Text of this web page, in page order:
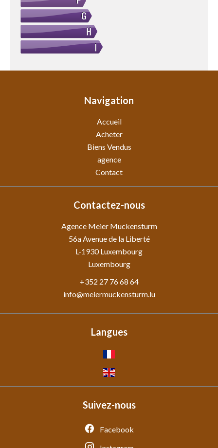
Navigation
Accueil
Acheter
Biens Vendus
agence
Contact
Contactez-nous
Agence Meier Muckensturm
56a Avenue de la Liberté
L-1930Luxembourg
Luxembourg
+352 27 76 68 64
info@meiermuckensturm.lu
Langues
Suivez-nous
Facebook